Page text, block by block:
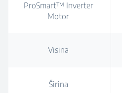
ProSmart™ Inverter
Motor
Visina
Širina